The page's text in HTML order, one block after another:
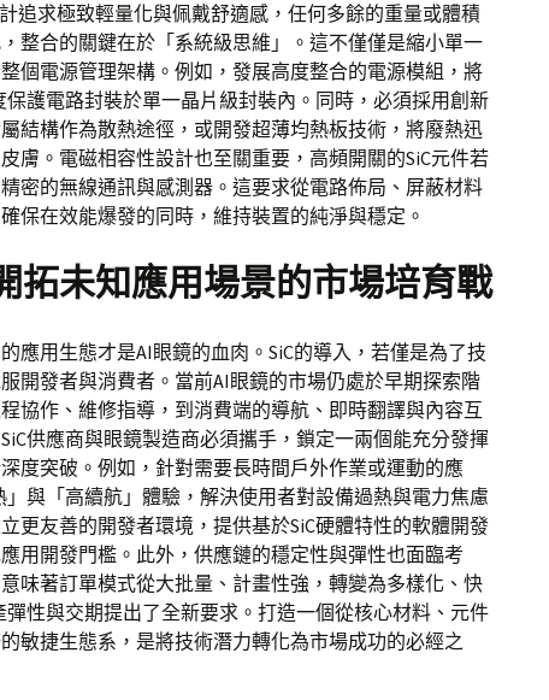
追求極致輕量化與佩戴舒適感，任何多餘的重量或體積
整合的關鍵在於「系統級思維」。這不僅僅是縮小單一
個電源管理架構。例如，發展高度整合的電源模組，將
保護電路封裝於單一晶片級封裝內。同時，必須採用創新
結構作為散熱途徑，或開發超薄均熱板技術，將廢熱迅
膚。電磁相容性設計也至關重要，高頻開關的SiC元件若
密的無線通訊與感測器。這要求從電路佈局、屏蔽材料
保在效能爆發的同時，維持裝置的純淨與穩定。
拓未知應用場景的市場培育戰
應用生態才是AI眼鏡的血肉。SiC的導入，若僅是為了技
開發者與消費者。當前AI眼鏡的市場仍處於早期探索階
協作、維修指導，到消費端的導航、即時翻譯與內容互
供應商與眼鏡製造商必須攜手，鎖定一兩個能充分發揮
度突破。例如，針對需要長時間戶外作業或運動的應
」與「高續航」體驗，解決使用者對設備過熱與電力焦慮
更友善的開發者環境，提供基於SiC硬體特性的軟體開發
用開發門檻。此外，供應鏈的穩定性與彈性也面臨考
味著訂單模式從大批量、計畫性強，轉變為多樣化、快
彈性與交期提出了全新要求。打造一個從核心材料、元件
敏捷生態系，是將技術潛力轉化為市場成功的必經之